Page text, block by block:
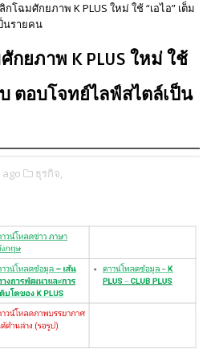
กโฉมศักยภาพ K PLUS ใหม่ ใช้ “เอไอ” เต็ม
นรายคน
กยภาพ K PLUS ใหม่ ใช้
บ ตอบโจทย์ไลฟ์สไตล์เป็น
ธุรกิจ,